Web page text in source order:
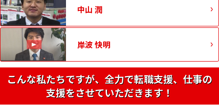
中山 潤
岸波 快明
こんな私たちですが、全力で転職支援、仕事の
支援をさせていただきます！